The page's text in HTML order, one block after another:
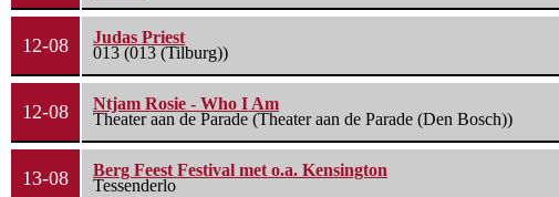
12-08
Judas Priest
013 (013 (Tilburg))
12-08
Ntjam Rosie - Who I Am
Theater aan de Parade (Theater aan de Parade (Den Bosch))
13-08
Berg Feest Festival met o.a. Kensington
Tessenderlo